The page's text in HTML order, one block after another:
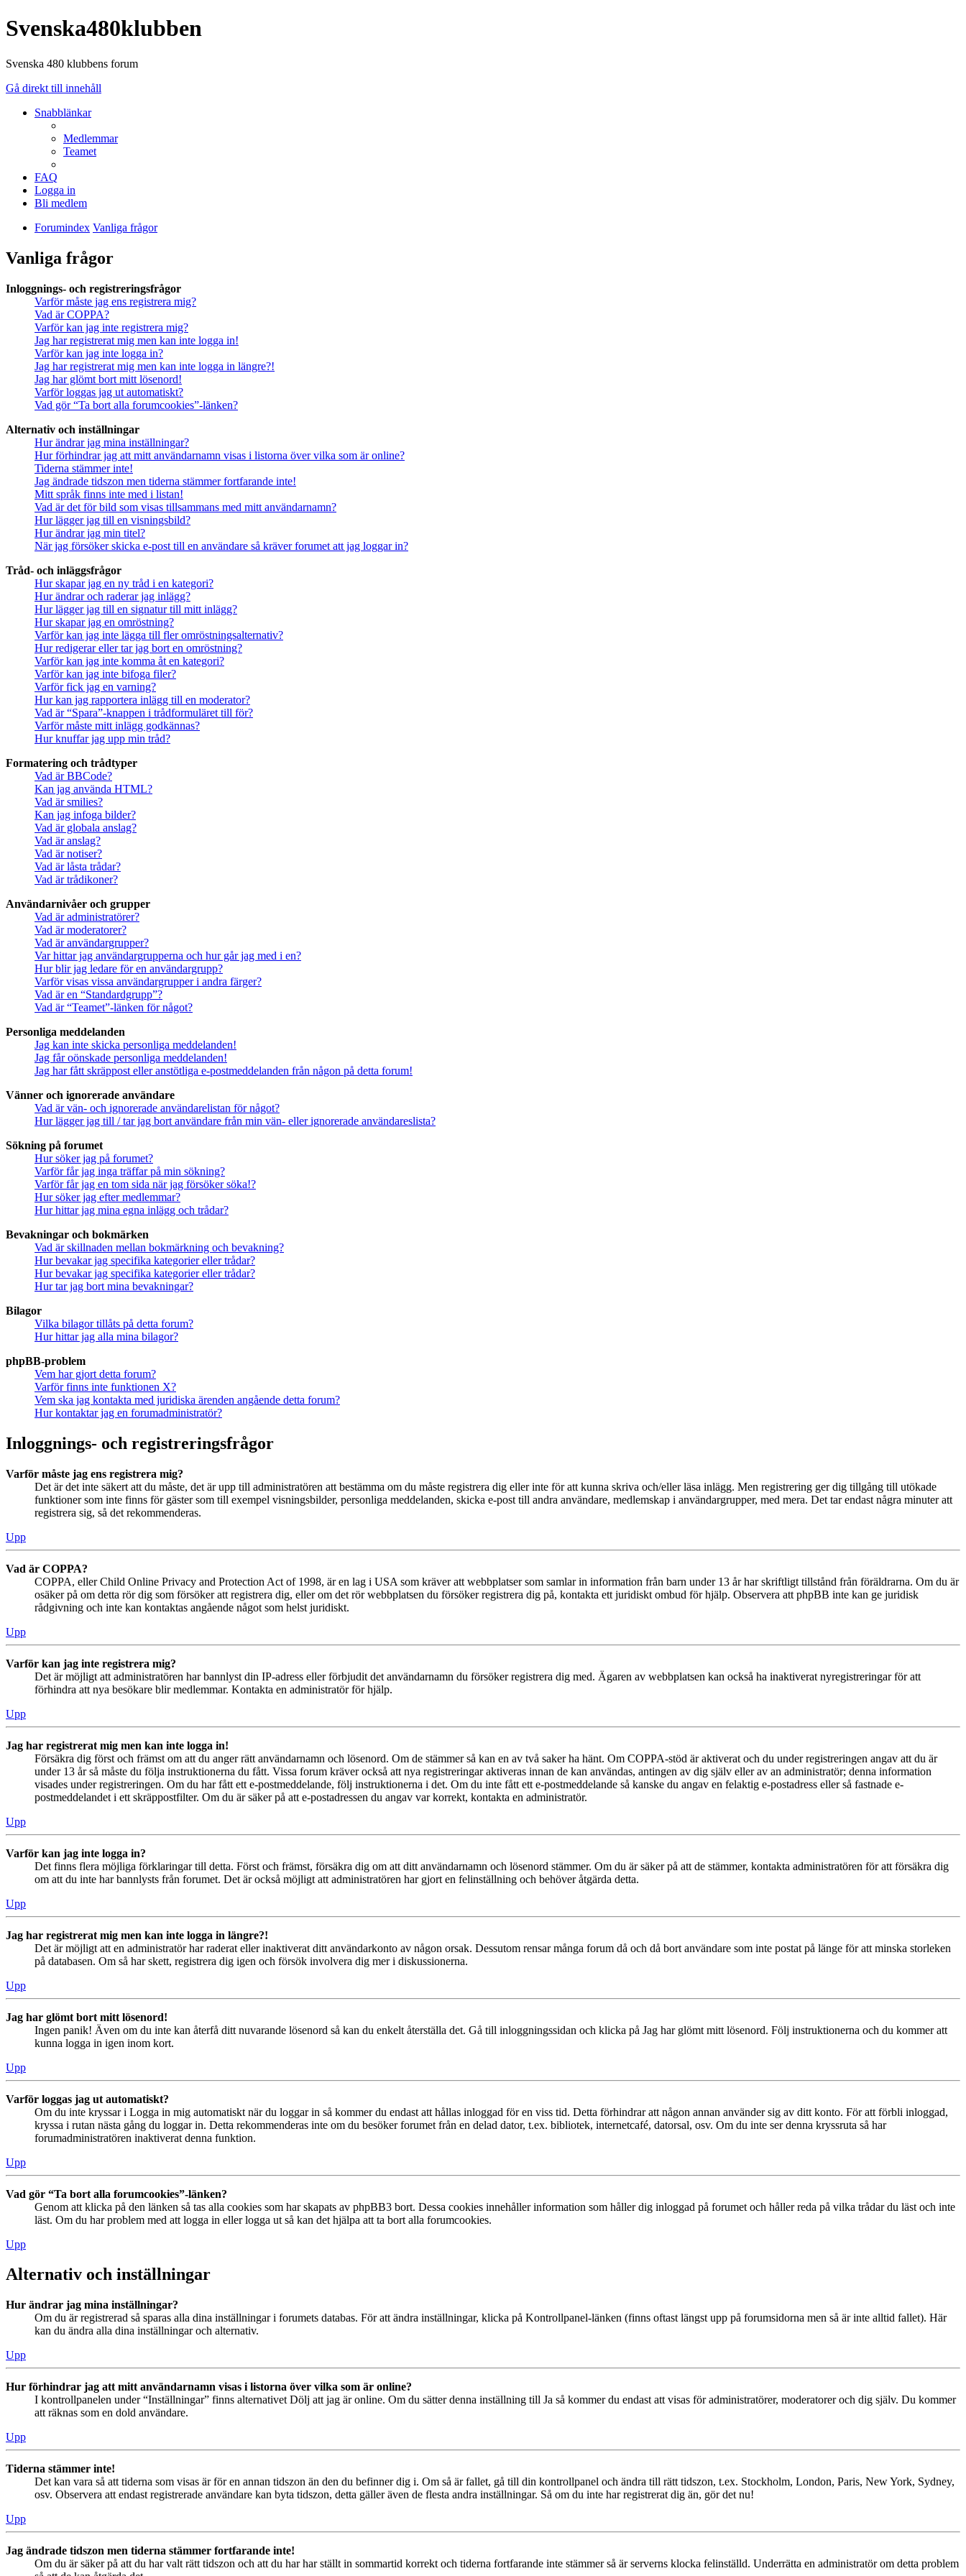
Svenska480klubben
Svenska 480 klubbens forum
Gå direkt till innehåll
Snabblänkar
Medlemmar
Teamet
FAQ
Logga in
Bli medlem
Forumindex Vanliga frågor
Vanliga frågor
Inloggnings- och registreringsfrågor
Varför måste jag ens registrera mig?
Vad är COPPA?
Varför kan jag inte registrera mig?
Jag har registrerat mig men kan inte logga in!
Varför kan jag inte logga in?
Jag har registrerat mig men kan inte logga in längre?!
Jag har glömt bort mitt lösenord!
Varför loggas jag ut automatiskt?
Vad gör “Ta bort alla forumcookies”-länken?
Alternativ och inställningar
Hur ändrar jag mina inställningar?
Hur förhindrar jag att mitt användarnamn visas i listorna över vilka som är online?
Tiderna stämmer inte!
Jag ändrade tidszon men tiderna stämmer fortfarande inte!
Mitt språk finns inte med i listan!
Vad är det för bild som visas tillsammans med mitt användarnamn?
Hur lägger jag till en visningsbild?
Hur ändrar jag min titel?
När jag försöker skicka e-post till en användare så kräver forumet att jag loggar in?
Tråd- och inläggsfrågor
Hur skapar jag en ny tråd i en kategori?
Hur ändrar och raderar jag inlägg?
Hur lägger jag till en signatur till mitt inlägg?
Hur skapar jag en omröstning?
Varför kan jag inte lägga till fler omröstningsalternativ?
Hur redigerar eller tar jag bort en omröstning?
Varför kan jag inte komma åt en kategori?
Varför kan jag inte bifoga filer?
Varför fick jag en varning?
Hur kan jag rapportera inlägg till en moderator?
Vad är “Spara”-knappen i trådformuläret till för?
Varför måste mitt inlägg godkännas?
Hur knuffar jag upp min tråd?
Formatering och trådtyper
Vad är BBCode?
Kan jag använda HTML?
Vad är smilies?
Kan jag infoga bilder?
Vad är globala anslag?
Vad är anslag?
Vad är notiser?
Vad är låsta trådar?
Vad är trådikoner?
Användarnivåer och grupper
Vad är administratörer?
Vad är moderatorer?
Vad är användargrupper?
Var hittar jag användargrupperna och hur går jag med i en?
Hur blir jag ledare för en användargrupp?
Varför visas vissa användargrupper i andra färger?
Vad är en “Standardgrupp”?
Vad är “Teamet”-länken för något?
Personliga meddelanden
Jag kan inte skicka personliga meddelanden!
Jag får oönskade personliga meddelanden!
Jag har fått skräppost eller anstötliga e-postmeddelanden från någon på detta forum!
Vänner och ignorerade användare
Vad är vän- och ignorerade användarelistan för något?
Hur lägger jag till / tar jag bort användare från min vän- eller ignorerade användareslista?
Sökning på forumet
Hur söker jag på forumet?
Varför får jag inga träffar på min sökning?
Varför får jag en tom sida när jag försöker söka!?
Hur söker jag efter medlemmar?
Hur hittar jag mina egna inlägg och trådar?
Bevakningar och bokmärken
Vad är skillnaden mellan bokmärkning och bevakning?
Hur bevakar jag specifika kategorier eller trådar?
Hur bevakar jag specifika kategorier eller trådar?
Hur tar jag bort mina bevakningar?
Bilagor
Vilka bilagor tillåts på detta forum?
Hur hittar jag alla mina bilagor?
phpBB-problem
Vem har gjort detta forum?
Varför finns inte funktionen X?
Vem ska jag kontakta med juridiska ärenden angående detta forum?
Hur kontaktar jag en forumadministratör?
Inloggnings- och registreringsfrågor
Varför måste jag ens registrera mig?
Det är det inte säkert att du måste, det är upp till administratören att bestämma om du måste registrera dig eller inte för att kunna skriva och/eller läsa inlägg. Men registrering ger dig tillgång till utökade
funktioner som inte finns för gäster som till exempel visningsbilder, personliga meddelanden, skicka e-post till andra användare, medlemskap i användargrupper, med mera. Det tar endast några minuter att
registrera sig, så det rekommenderas.
Upp
Vad är COPPA?
COPPA, eller Child Online Privacy and Protection Act of 1998, är en lag i USA som kräver att webbplatser som samlar in information från barn under 13 år har skriftligt tillstånd från föräldrarna. Om du är
osäker på om detta rör dig som försöker att registrera dig, eller om det rör webbplatsen du försöker registrera dig på, kontakta ett juridiskt ombud för hjälp. Observera att phpBB inte kan ge juridisk
rådgivning och inte kan kontaktas angående något som helst juridiskt.
Upp
Varför kan jag inte registrera mig?
Det är möjligt att administratören har bannlyst din IP-adress eller förbjudit det användarnamn du försöker registrera dig med. Ägaren av webbplatsen kan också ha inaktiverat nyregistreringar för att
förhindra att nya besökare blir medlemmar. Kontakta en administratör för hjälp.
Upp
Jag har registrerat mig men kan inte logga in!
Försäkra dig först och främst om att du anger rätt användarnamn och lösenord. Om de stämmer så kan en av två saker ha hänt. Om COPPA-stöd är aktiverat och du under registreringen angav att du är
under 13 år så måste du följa instruktionerna du fått. Vissa forum kräver också att nya registreringar aktiveras innan de kan användas, antingen av dig själv eller av an administratör; denna information
visades under registreringen. Om du har fått ett e-postmeddelande, följ instruktionerna i det. Om du inte fått ett e-postmeddelande så kanske du angav en felaktig e-postadress eller så fastnade e-
postmeddelandet i ett skräppostfilter. Om du är säker på att e-postadressen du angav var korrekt, kontakta en administratör.
Upp
Varför kan jag inte logga in?
Det finns flera möjliga förklaringar till detta. Först och främst, försäkra dig om att ditt användarnamn och lösenord stämmer. Om du är säker på att de stämmer, kontakta administratören för att försäkra dig
om att du inte har bannlysts från forumet. Det är också möjligt att administratören har gjort en felinställning och behöver åtgärda detta.
Upp
Jag har registrerat mig men kan inte logga in längre?!
Det är möjligt att en administratör har raderat eller inaktiverat ditt användarkonto av någon orsak. Dessutom rensar många forum då och då bort användare som inte postat på länge för att minska storleken
på databasen. Om så har skett, registrera dig igen och försök involvera dig mer i diskussionerna.
Upp
Jag har glömt bort mitt lösenord!
Ingen panik! Även om du inte kan återfå ditt nuvarande lösenord så kan du enkelt återställa det. Gå till inloggningssidan och klicka på Jag har glömt mitt lösenord. Följ instruktionerna och du kommer att
kunna logga in igen inom kort.
Upp
Varför loggas jag ut automatiskt?
Om du inte kryssar i Logga in mig automatiskt när du loggar in så kommer du endast att hållas inloggad för en viss tid. Detta förhindrar att någon annan använder sig av ditt konto. För att förbli inloggad,
kryssa i rutan nästa gång du loggar in. Detta rekommenderas inte om du besöker forumet från en delad dator, t.ex. bibliotek, internetcafé, datorsal, osv. Om du inte ser denna kryssruta så har
forumadministratören inaktiverat denna funktion.
Upp
Vad gör “Ta bort alla forumcookies”-länken?
Genom att klicka på den länken så tas alla cookies som har skapats av phpBB3 bort. Dessa cookies innehåller information som håller dig inloggad på forumet och håller reda på vilka trådar du läst och inte
läst. Om du har problem med att logga in eller logga ut så kan det hjälpa att ta bort alla forumcookies.
Upp
Alternativ och inställningar
Hur ändrar jag mina inställningar?
Om du är registrerad så sparas alla dina inställningar i forumets databas. För att ändra inställningar, klicka på Kontrollpanel-länken (finns oftast längst upp på forumsidorna men så är inte alltid fallet). Här
kan du ändra alla dina inställningar och alternativ.
Upp
Hur förhindrar jag att mitt användarnamn visas i listorna över vilka som är online?
I kontrollpanelen under “Inställningar” finns alternativet Dölj att jag är online. Om du sätter denna inställning till Ja så kommer du endast att visas för administratörer, moderatorer och dig själv. Du kommer
att räknas som en dold användare.
Upp
Tiderna stämmer inte!
Det kan vara så att tiderna som visas är för en annan tidszon än den du befinner dig i. Om så är fallet, gå till din kontrollpanel och ändra till rätt tidszon, t.ex. Stockholm, London, Paris, New York, Sydney,
osv. Observera att endast registrerade användare kan byta tidszon, detta gäller även de flesta andra inställningar. Så om du inte har registrerat dig än, gör det nu!
Upp
Jag ändrade tidszon men tiderna stämmer fortfarande inte!
Om du är säker på att du har valt rätt tidszon och att du har har ställt in sommartid korrekt och tiderna fortfarande inte stämmer så är serverns klocka felinställd. Underrätta en administratör om detta problem